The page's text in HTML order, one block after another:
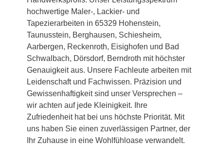
hochwertige Maler-, Lackier- und
Tapezierarbeiten in 65329 Hohenstein,
Taunusstein, Berghausen, Schiesheim,
Aarbergen, Reckenroth, Eisighofen und Bad
Schwalbach, Dörsdorf, Berndroth mit höchster
Genauigkeit aus. Unsere Fachleute arbeiten mit
Leidenschaft und Fachwissen. Präzision und
Gewissenhaftigkeit sind unser Versprechen –
wir achten auf jede Kleinigkeit. Ihre
Zufriedenheit hat bei uns höchste Priorität. Mit
uns haben Sie einen zuverlässigen Partner, der
Ihr Zuhause in eine Wohlfühloase verwandelt.